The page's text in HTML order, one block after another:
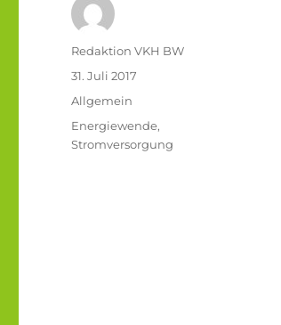
Autor
Redaktion VKH BW
Veröffentlicht
am
31. Juli 2017
Kategorien
Allgemein
Schlagwörter
Energiewende,
Stromversorgung